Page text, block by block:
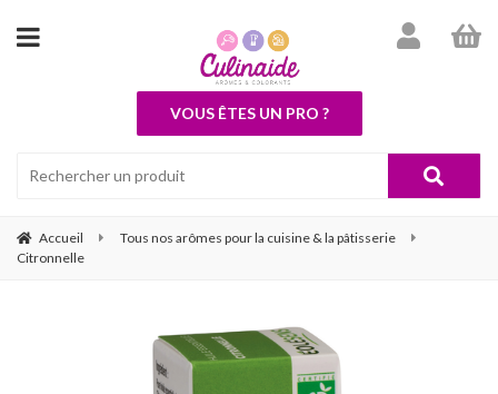
VOUS ÊTES UN PRO ?
Accueil
Tous nos arômes pour la cuisine & la pâtisserie
Citronnelle